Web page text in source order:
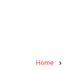
Home